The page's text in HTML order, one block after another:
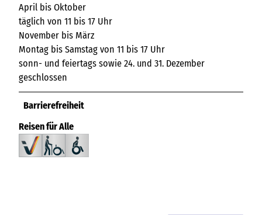
April bis Oktober
täglich von 11 bis 17 Uhr
November bis März
Montag bis Samstag von 11 bis 17 Uhr
sonn- und feiertags sowie 24. und 31. Dezember
geschlossen
Barrierefreiheit
Reisen für Alle